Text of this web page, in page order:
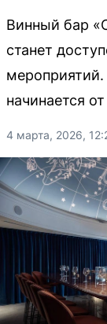
Винный бар
станет
начинается
4 марта, 2026,